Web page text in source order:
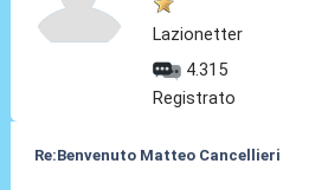
Lazionetter
4.315
Registrato
Re:Benvenuto Matteo Cancellieri